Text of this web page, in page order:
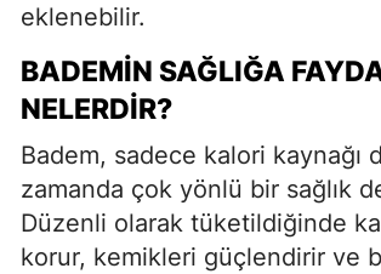
eklenebilir.
BADEMIN SAĞLIĞA
NELERDIR?
Badem, sadece kalori kaynağı
zamanda çok yönlü bir sağlık
Düzenli olarak tüketildiğinde
korur, kemikleri güçlendirir ve